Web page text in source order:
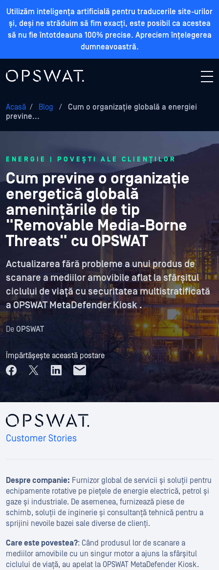
Utilizăm inteligența artificială pentru traducerile site-urilor
și, deși ne străduim să fim exacți, este posibil ca acestea
să nu fie întotdeauna 100% precise. Apreciem înțelegerea
dumneavoastră.
Acasă / Blog /
Cum o organizație globală a energiei
previne...
ENERGIE | POVEȘTI ALE CLIENȚILOR
Cum previne o organizație
energetică globală
amenințările de tip
"Removable Media-Borne
Threats" cu OPSWAT
Actualizarea fără probleme a unui produs de
scanare a mediilor amovibile aflat la sfârșitul
ciclului de viață cu securitatea multistratificată
a OPSWAT MetaDefender Kiosk .
De OPSWAT
Împărtășește această postare
Despre companie: Furnizor global de servicii și soluții pentru
echipamente rotative pe piețele de energie electrică, petrol și
gaze și industriale. De asemenea, furnizează piese de
schimb, soluții de inginerie și consultanță tehnică pentru a
sprijini nevoile bazei sale diverse de clienți.
Care este povestea?: Când produsul lor de scanare a
mediilor amovibile cu un singur motor a ajuns la sfârșitul
ciclului de viață, au apelat la OPSWAT MetaDefender Kiosk.